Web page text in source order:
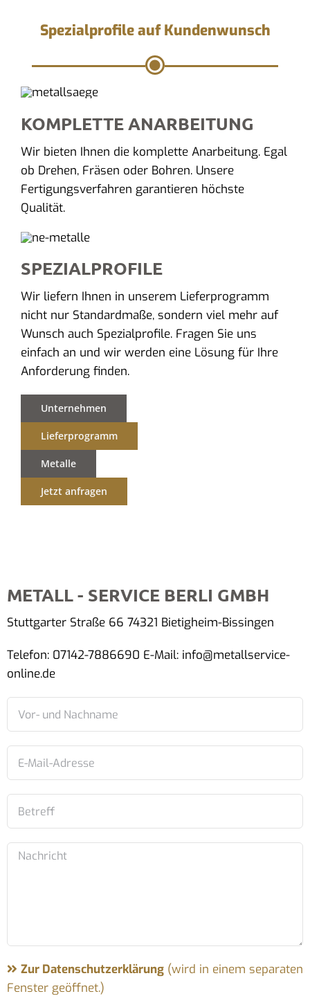
Spezialprofile auf Kundenwunsch
KOMPLETTE ANARBEITUNG
Wir bieten Ihnen die komplette Anarbeitung. Egal
ob Drehen, Fräsen oder Bohren. Unsere
Fertigungsverfahren garantieren höchste
Qualität.
SPEZIALPROFILE
Wir liefern Ihnen in unserem Lieferprogramm
nicht nur Standardmaße, sondern viel mehr auf
Wunsch auch Spezialprofile. Fragen Sie uns
einfach an und wir werden eine Lösung für Ihre
Anforderung finden.
Unternehmen
Lieferprogramm
Metalle
Jetzt anfragen
METALL - SERVICE BERLI GMBH
Stuttgarter Straße 66 74321 Bietigheim-Bissingen
Telefon: 07142-7886690 E-Mail: info@metallservice-
online.de
Zur Datenschutzerklärung(wird in einem separaten
Fenster geöffnet.)